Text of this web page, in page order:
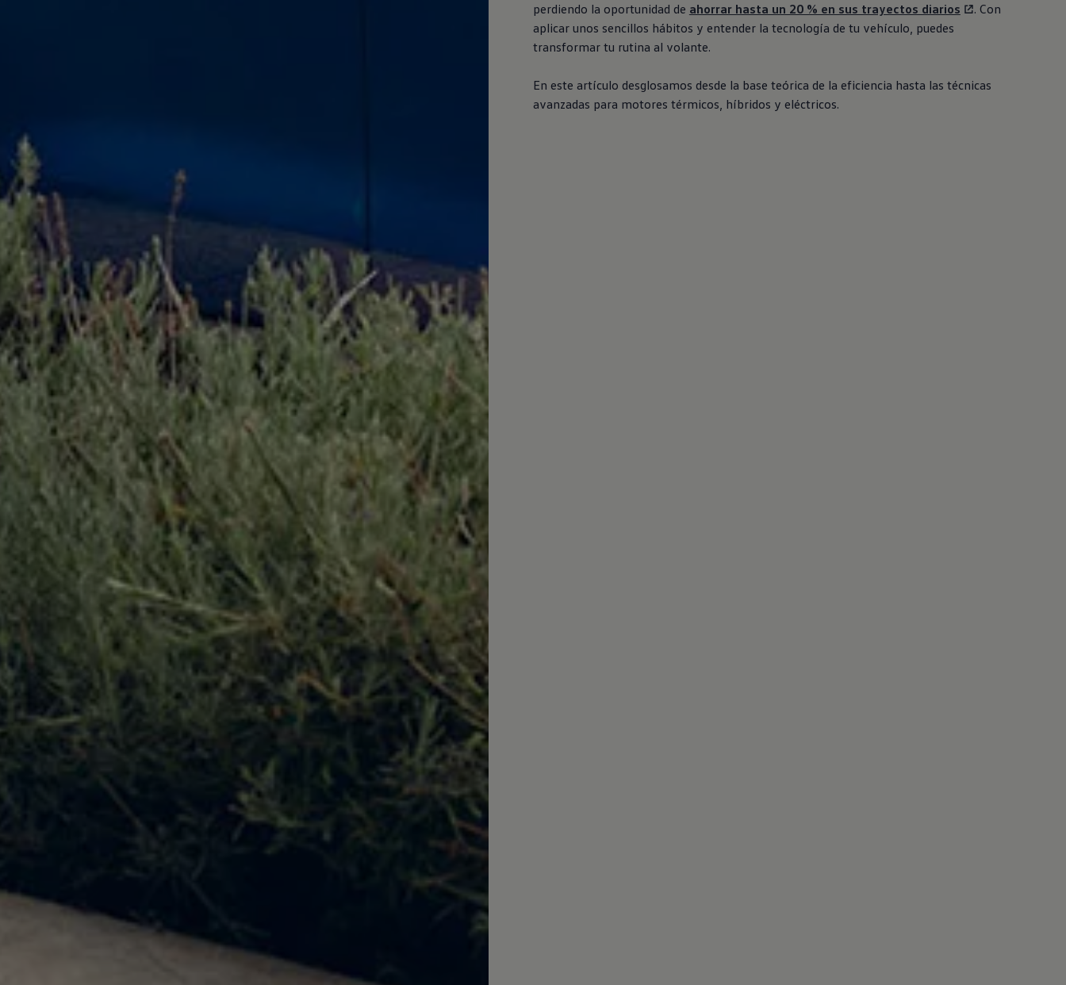
perdiendo la oportunidad de ahorrar hasta un 20 % en sus trayectos diarios
. Con
aplicar unos sencillos hábitos y entender la tecnología de tu vehículo, puedes
transformar tu rutina al volante.
En este artículo desglosamos desde la base teórica de la eficiencia hasta las técnicas
avanzadas para motores térmicos, híbridos y eléctricos.